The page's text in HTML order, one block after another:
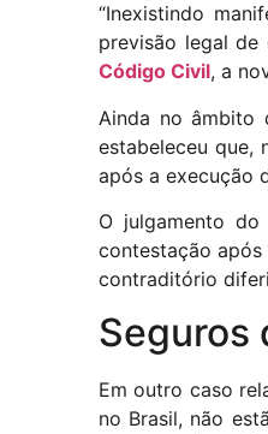
“Inexistindo
previsão legal
Código Civil, a
Ainda no
estabeleceu que,
após a execução
O julgamento
contestação
contraditório
Seguros
Em outro caso
no Brasil, não